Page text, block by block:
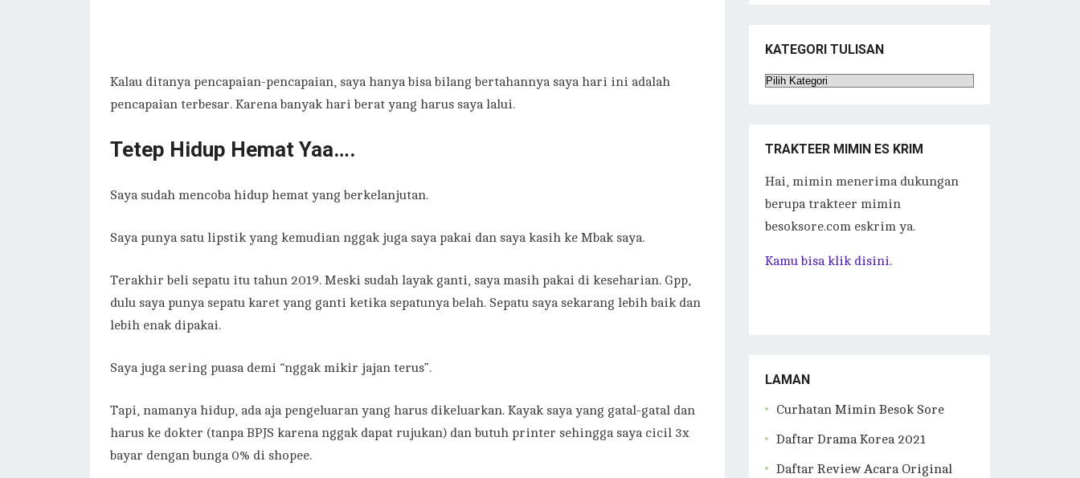
Kalau ditanya pencapaian-pencapaian, saya hanya bisa bilang bertahannya saya hari ini adalah
pencapaian terbesar. Karena banyak hari berat yang harus saya lalui.
Tetep Hidup Hemat Yaa….
Saya sudah mencoba hidup hemat yang berkelanjutan.
Saya punya satu lipstik yang kemudian nggak juga saya pakai dan saya kasih ke Mbak saya.
Terakhir beli sepatu itu tahun 2019. Meski sudah layak ganti, saya masih pakai di keseharian. Gpp,
dulu saya punya sepatu karet yang ganti ketika sepatunya belah. Sepatu saya sekarang lebih baik dan
lebih enak dipakai.
Saya juga sering puasa demi “nggak mikir jajan terus”.
Tapi, namanya hidup, ada aja pengeluaran yang harus dikeluarkan. Kayak saya yang gatal-gatal dan
harus ke dokter (tanpa BPJS karena nggak dapat rujukan) dan butuh printer sehingga saya cicil 3x
bayar dengan bunga 0% di shopee.
KATEGORI TULISAN
Kategori
TRAKTEER MIMIN ES KRIM
Hai, mimin menerima dukungan
berupa trakteer mimin
besoksore.com eskrim ya.
Kamu bisa klik disini.
LAMAN
Curhatan Mimin Besok Sore
Daftar Drama Korea 2021
Daftar Review Acara Original